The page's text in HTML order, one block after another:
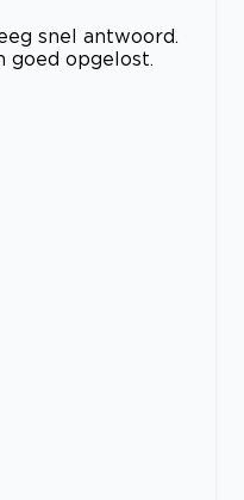
snel antwoord.
goed opgelost.